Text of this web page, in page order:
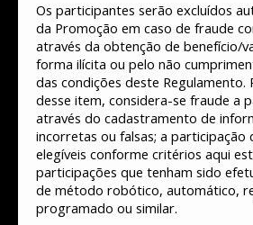
Os participantes serão excluídos
da Promoção em caso de fraude
através da obtenção de benefício/
forma ilícita ou pelo não
das condições deste Regulamento.
desse item, considera-se fraude a
através do cadastramento de
incorretas ou falsas; a participação
elegíveis conforme critérios aqui
participações que tenham sido
de método robótico, automático,
programado ou similar.